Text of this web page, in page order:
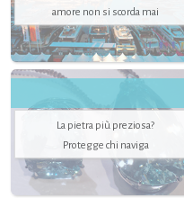
amore non si scorda mai
La pietra più preziosa?
Protegge chi naviga